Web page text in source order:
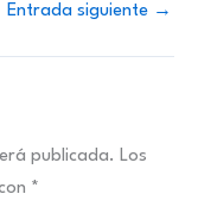
Entrada siguiente →
publicada. Los
*